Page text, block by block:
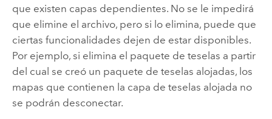
que existen capas dependientes. No se le impedirá
que elimine el archivo, pero si lo elimina, puede que
ciertas funcionalidades dejen de estar disponibles.
Por ejemplo, si elimina el paquete de teselas a partir
del cual se creó un paquete de teselas alojadas, los
mapas que contienen la capa de teselas alojada no
se podrán desconectar.